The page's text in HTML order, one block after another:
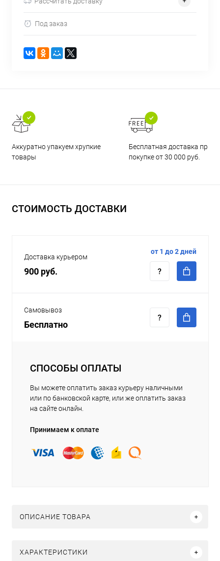
Под заказ
Аккуратно упакуем хрупкие
товары
Бесплатная доставка при
покупке от 30 000 руб.
СТОИМОСТЬ ДОСТАВКИ
Доставка курьером
900 руб.
от 1 до 2 дней
Самовывоз
Бесплатно
СПОСОБЫ ОПЛАТЫ
Вы можете оплатить заказ курьеру наличными
или по банковской карте, или же оплатить заказ
на сайте онлайн.
Принимаем к оплате
ОПИСАНИЕ ТОВАРА
ХАРАКТЕРИСТИКИ